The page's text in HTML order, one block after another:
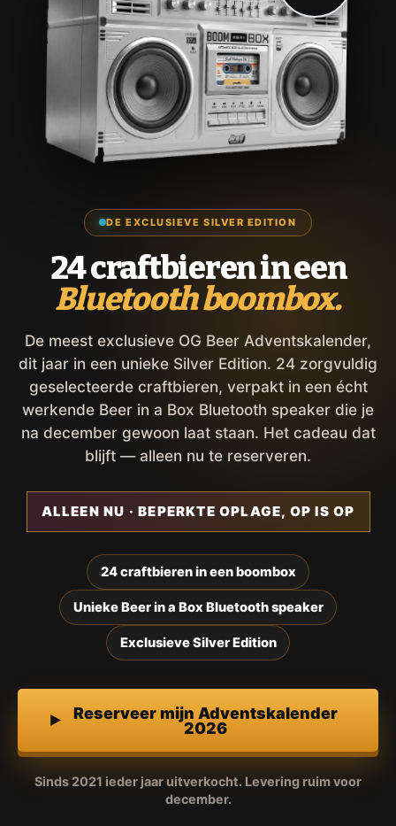
DE EXCLUSIEVE SILVER EDITION
24 craftbieren in een
Bluetooth boombox.
De meest exclusieve OG Beer Adventskalender,
dit jaar in een unieke Silver Edition. 24 zorgvuldig
geselecteerde craftbieren, verpakt in een écht
werkende Beer in a Box Bluetooth speaker die je
na december gewoon laat staan. Het cadeau dat
blijft — alleen nu te reserveren.
ALLEEN NU · BEPERKTE OPLAGE, OP IS OP
24 craftbieren in een boombox
Unieke Beer in a Box Bluetooth speaker
Exclusieve Silver Edition
Reserveer mijn Adventskalender
2026
Sinds 2021 ieder jaar uitverkocht. Levering ruim voor
december.